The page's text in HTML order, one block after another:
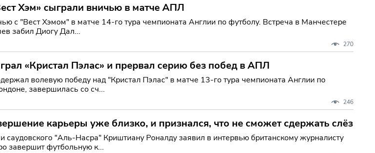
Хэм» сыграли вничью в матче АПЛ
с "Вест Хэмом" в матче 14-го тура чемпионата Англии по футболу. Встреча в Манчестере
забил Диогу Дал...
270
«Кристал Пэлас» и прервал серию без побед в АПЛ
волевую победу над "Кристал Пэлас" в матче 13-го тура чемпионата Англии по
завершилась со сч...
246
карьеры уже близко, и признался, что не сможет сдержать слёз
"Аль-Насра" Криштиану Роналду заявил в интервью британскому журналисту
завершит футбольную к...